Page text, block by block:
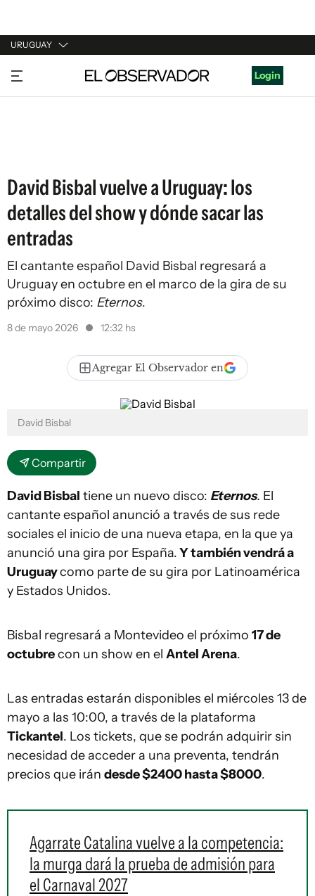
URUGUAY
URUGUAY
ARGENTINA
Login
David Bisbal vuelve a Uruguay: los
detalles del show y dónde sacar las
entradas
El cantante español David Bisbal regresará a
Uruguay en octubre en el marco de la gira de su
próximo disco: Eternos.
8 de mayo 2026 12:32 hs
Agregar El Observador en
David Bisbal
Compartir
David Bisbal tiene un nuevo disco: Eternos. El
cantante español anunció a través de sus rede
sociales el inicio de una nueva etapa, en la que ya
anunció una gira por España.Y también vendrá a
Uruguaycomo parte de su gira por Latinoamérica
y Estados Unidos.
Bisbal regresará a Montevideo el próximo 17 de
octubrecon un show en el Antel Arena.
Las entradas estarán disponibles el miércoles 13 de
mayo a las 10:00, a través de la plataforma
Tickantel. Los tickets, que se podrán adquirir sin
necesidad de acceder a una preventa, tendrán
precios que irán desde $2400 hasta $8000.
Agarrate Catalina vuelve a la competencia:
la murga dará la prueba de admisión para
el Carnaval 2027